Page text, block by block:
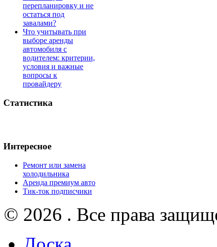
перепланировку и не
остаться под
завалами?
Что учитывать при
выборе аренды
автомобиля с
водителем: критерии,
условия и важные
вопросы к
провайдеру
Статистика
Интересное
Ремонт или замена
холодильника
Аренда премиум авто
Тик-ток подписчики
© 2026 . Все права